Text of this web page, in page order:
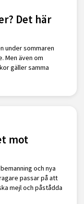
Det här
under sommaren
Men även om
gäller samma
mot
och nya
passar på att
mejl och påstådda